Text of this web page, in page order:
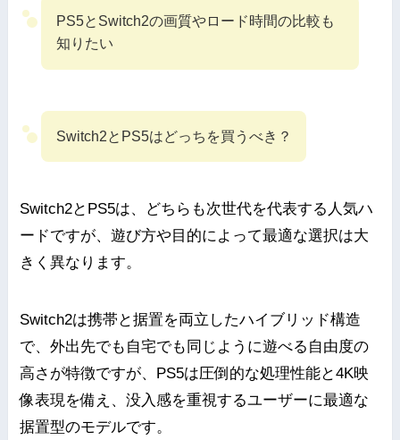
PS5とSwitch2の画質やロード時間の比較も
知りたい
Switch2とPS5はどっちを買うべき？
Switch2とPS5は、どちらも次世代を代表する人気ハ
ードですが、遊び方や目的によって最適な選択は大
きく異なります。
Switch2は携帯と据置を両立したハイブリッド構造
で、外出先でも自宅でも同じように遊べる自由度の
高さが特徴ですが、PS5は圧倒的な処理性能と4K映
像表現を備え、没入感を重視するユーザーに最適な
据置型のモデルです。